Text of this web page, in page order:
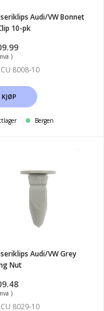
Audi/VW Bonnet
10-pk
)
8008-10
KJØP
Bergen
Audi/VW Grey
Nut
)
8029-10